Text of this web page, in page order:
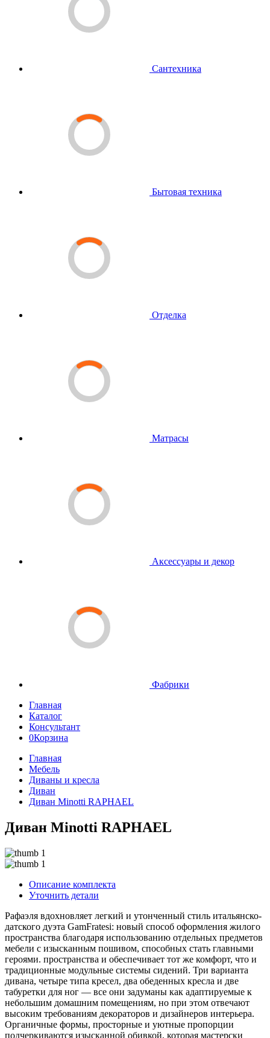
Сантехника
Бытовая техника
Отделка
Матрасы
Аксессуары и декор
Фабрики
Главная
Каталог
Консультант
0Корзина
Главная
Мебель
Диваны и кресла
Диван
Диван Minotti RAPHAEL
Диван Minotti RAPHAEL
Описание комплекта
Уточнить детали
Рафаэля вдохновляет легкий и утонченный стиль итальянско-
датского дуэта GamFratesi: новый способ оформления жилого
пространства благодаря использованию отдельных предметов
мебели с изысканным пошивом, способных стать главными
героями. пространства и обеспечивает тот же комфорт, что и
традиционные модульные системы сидений. Три варианта
дивана, четыре типа кресел, два обеденных кресла и две
табуретки для ног — все они задуманы как адаптируемые к
небольшим домашним помещениям, но при этом отвечают
высоким требованиям декораторов и дизайнеров интерьера.
Органичные формы, просторные и уютные пропорции
подчеркиваются изысканной обивкой, которая мастерски